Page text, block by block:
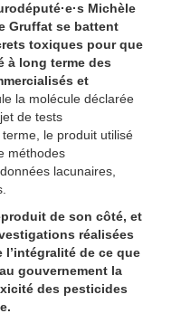
Michèle
Gruffat se battent
toxiques pour que
à long terme des
et
la molécule déclarée
de tests
le produit utilisé
méthodes
lacunaires,
de son côté, et
réalisées
de ce que
gouvernement la
des pesticides